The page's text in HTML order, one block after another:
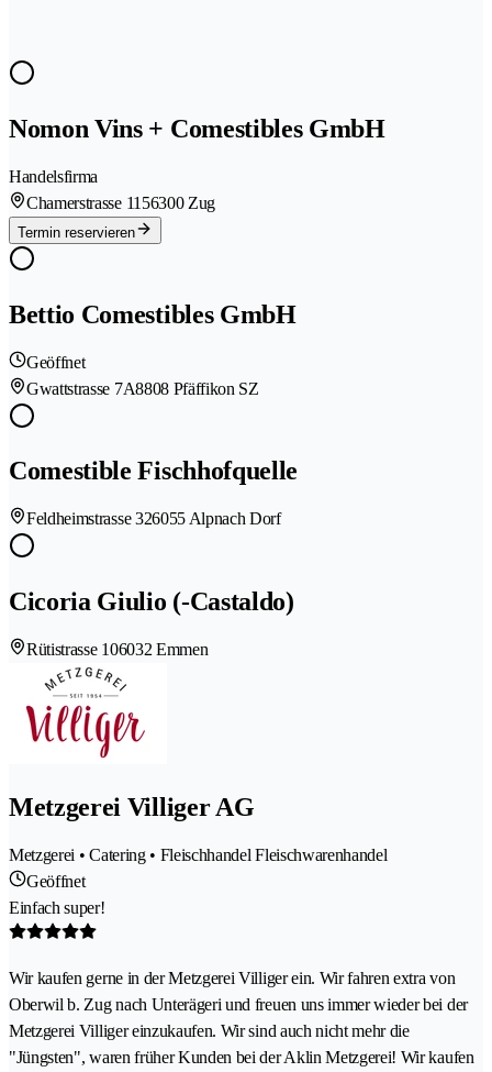
Nomon Vins + Comestibles GmbH
Handelsfirma
Chamerstrasse 1156300 Zug
Termin reservieren
Bettio Comestibles GmbH
Geöffnet
Gwattstrasse 7A8808 Pfäffikon SZ
Comestible Fischhofquelle
Feldheimstrasse 326055 Alpnach Dorf
Cicoria Giulio (-Castaldo)
Rütistrasse 106032 Emmen
Metzgerei Villiger AG
Metzgerei • Catering • Fleischhandel Fleischwarenhandel
Geöffnet
Einfach super!
Wir kaufen gerne in der Metzgerei Villiger ein. Wir fahren extra von
Oberwil b. Zug nach Unterägeri und freuen uns immer wieder bei der
Metzgerei Villiger einzukaufen. Wir sind auch nicht mehr die
"Jüngsten", waren früher Kunden bei der Aklin Metzgerei! Wir kaufen